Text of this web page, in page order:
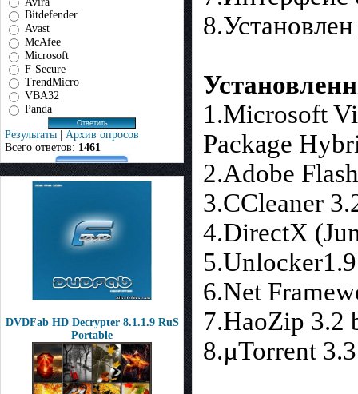
Bitdefender
Avast
McAfee
Microsoft
F-Secure
TrendMicro
VBA32
Panda
Результаты | Архив опросов
Всего ответов: 1461
DVDFab HD Decrypter 8.1.1.9 RuS
Portable
1.Microsoft
Package
2.Adobe
3.CCleaner
4.DirectX
6.Net
7.HaoZip 3.2
8.µTorrent